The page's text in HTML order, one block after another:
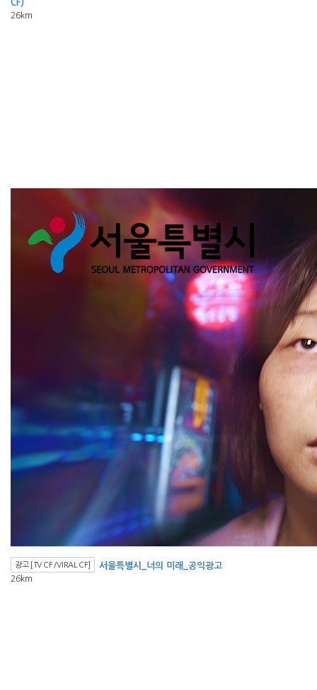
CF)
26km
광고 [TV CF/VIRAL CF] 서울특별시_너의 미래_공익광고
26km